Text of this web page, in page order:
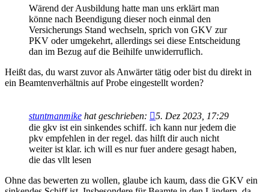
Wärend der Ausbildung hatte man uns erklärt man
könne nach Beendigung dieser noch einmal den
Versicherungs Stand wechseln, sprich von GKV zur
PKV oder umgekehrt, allerdings sei diese Entscheidung
dan im Bezug auf die Beihilfe unwiderruflich.
Heißt das, du warst zuvor als Anwärter tätig oder bist du direkt in
ein Beamtenverhältnis auf Probe eingestellt worden?
stuntmanmike hat geschrieben:
5. Dez 2023, 17:29
die gkv ist ein sinkendes schiff. ich kann nur jedem die
pkv empfehlen in der regel. das hilft dir auch nicht
weiter ist klar. ich will es nur fuer andere gesagt haben,
die das vllt lesen
Ohne das bewerten zu wollen, glaube ich kaum, dass die GKV ein